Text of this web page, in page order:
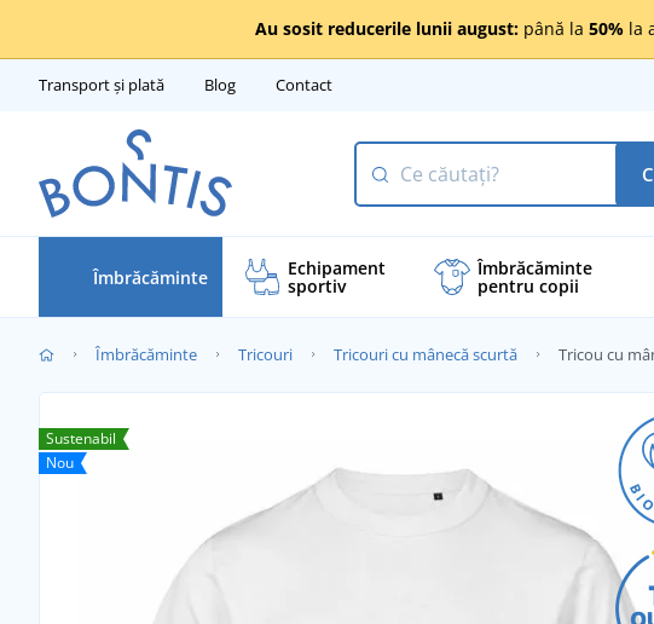
Au sosit reducerile lunii august: până la 50% la
Transport și plată Blog Contact
Îmbrăcăminte Echipament
sportiv
Îmbrăcăminte
pentru copii
Îmbrăcăminte Tricouri Tricouri cu mânecă scurtă Tricou cu
Sustenabil
Nou